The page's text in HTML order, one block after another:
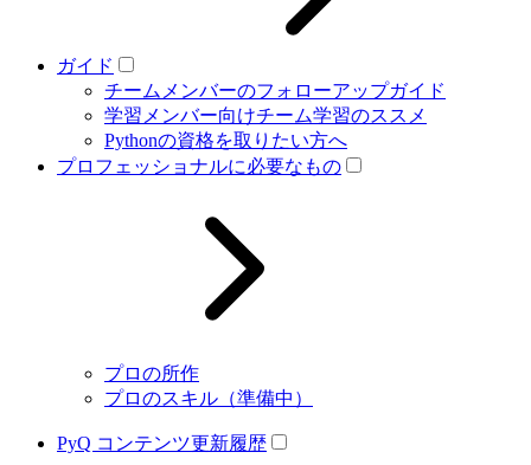
ガイド
チームメンバーのフォローアップガイド
学習メンバー向けチーム学習のススメ
Pythonの資格を取りたい方へ
プロフェッショナルに必要なもの
プロの所作
プロのスキル（準備中）
PyQ コンテンツ更新履歴